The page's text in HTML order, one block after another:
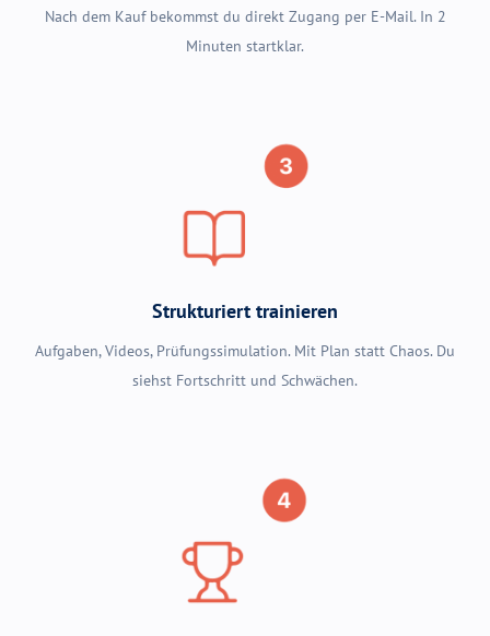
Nach dem Kauf bekommst du direkt Zugang per E-Mail. In 2
Minuten startklar.
Strukturiert trainieren
Aufgaben, Videos, Prüfungssimulation. Mit Plan statt Chaos. Du
siehst Fortschritt und Schwächen.